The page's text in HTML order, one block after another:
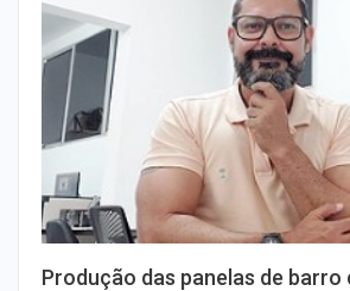
Produção das panelas de barro